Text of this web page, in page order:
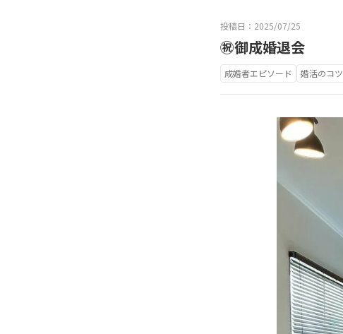
投稿日：2025/07/25
㊗️御成婚退会
成婚者エピソード 婚活のコツ